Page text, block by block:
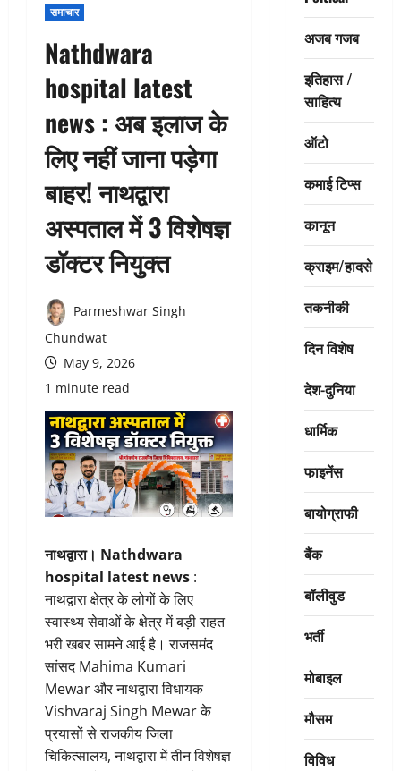
समाचार
Nathdwara
hospital latest
news : अब इलाज के
लिए नहीं जाना पड़ेगा
बाहर! नाथद्वारा
अस्पताल में 3 विशेषज्ञ
डॉक्टर नियुक्त
Parmeshwar Singh
Chundwat
May 9, 2026
1 minute read
नाथद्वारा। Nathdwara
hospital latest news :
नाथद्वारा क्षेत्र के लोगों के लिए
स्वास्थ्य सेवाओं के क्षेत्र में बड़ी राहत
भरी खबर सामने आई है। राजसमंद
सांसद Mahima Kumari
Mewar और नाथद्वारा विधायक
Vishvaraj Singh Mewar के
प्रयासों से राजकीय जिला
चिकित्सालय, नाथद्वारा में तीन विशेषज्ञ
अजब गजब
इतिहास /
साहित्य
ऑटो
कमाई टिप्स
कानून
क्राइम/हादसे
तकनीकी
दिन विशेष
देश-दुनिया
धार्मिक
फाइनेंस
बायोग्राफी
बैंक
बॉलीवुड
भर्ती
मोबाइल
मौसम
विविध